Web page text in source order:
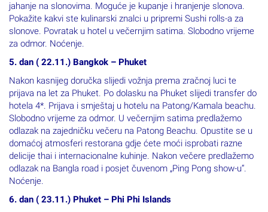
jahanje na slonovima. Moguće je kupanje i hranjenje slonova.
Pokažite kakvi ste kulinarski znalci u pripremi Sushi rolls-a za
slonove. Povratak u hotel u večernjim satima. Slobodno vrijeme
za odmor. Noćenje.
5. dan ( 22.11.) Bangkok – Phuket
Nakon kasnijeg doručka slijedi vožnja prema zračnoj luci te
prijava na let za Phuket. Po dolasku na Phuket slijedi transfer do
hotela 4*. Prijava i smještaj u hotelu na Patong/Kamala beachu.
Slobodno vrijeme za odmor. U večernjim satima predlažemo
odlazak na zajedničku večeru na Patong Beachu. Opustite se u
domaćoj atmosferi restorana gdje ćete moći isprobati razne
delicije thai i internacionalne kuhinje. Nakon večere predlažemo
odlazak na Bangla road i posjet čuvenom „Ping Pong show-u“.
Noćenje.
6. dan ( 23.11.) Phuket – Phi Phi Islands